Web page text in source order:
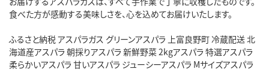
食べた方が感動する美味しさを、心を込めてお届けいたします。
ふるさと納税 アスパラガス グリーンアスパラ 上富良野町 冷蔵配送 北
海道産アスパラ 朝採りアスパラ 新鮮野菜 2kgアスパラ 特選アスパラ
柔らかいアスパラ 甘いアスパラ ジューシーアスパラ Mサイズアスパラ